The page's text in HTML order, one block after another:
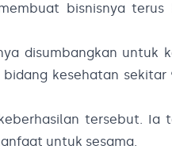
bisnisnya terus
disumbangkan untuk
kesehatan sekitar
tersebut. Ia
untuk sesama.